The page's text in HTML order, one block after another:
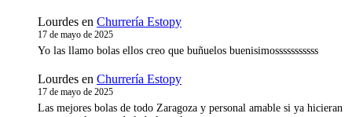
Lourdes en Churrería Estopy
17 de mayo de 2025
Yo las llamo bolas ellos creo que buñuelos buenisimosssssssssss
Lourdes en Churrería Estopy
17 de mayo de 2025
Las mejores bolas de todo Zaragoza y personal amable si ya hicieran